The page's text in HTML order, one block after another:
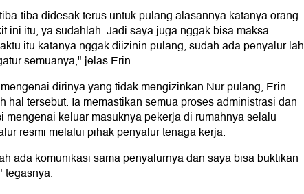
tiba didesak terus untuk pulang alasannya katanya orang
ini itu, ya sudahlah. Jadi saya juga nggak bisa maksa.
itu katanya nggak diizinin pulang, sudah ada penyalur lah
semuanya," jelas Erin.
dirinya yang tidak mengizinkan Nur pulang, Erin
hal tersebut. Ia memastikan semua proses administrasi dan
mengenai keluar masuknya pekerja di rumahnya selalu
resmi melalui pihak penyalur tenaga kerja.
ada komunikasi sama penyalurnya dan saya bisa buktikan
tegasnya.